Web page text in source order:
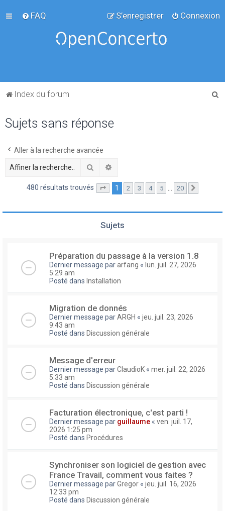
FAQ Connexion
S’enregistrer
Index du forum
Sujets sans réponse
Aller à la recherche avancée
Rechercher
480 résultats trouvés Page sur20
1 2 3 4 5 … 20
Sujets
Préparation du passage à la version 1.8
Dernier message pararfang « lun. juil. 27, 2026
5:29 am
Posté dans Installation
Migration de donnés
Dernier message parARGH « jeu. juil. 23, 2026
9:43 am
Posté dans Discussion générale
Message d'erreur
Dernier message parClaudioK « mer. juil. 22, 2026
5:33 am
Posté dans Discussion générale
Facturation électronique, c'est parti !
Dernier message par guillaume « ven. juil. 17,
2026 1:25 pm
Posté dans Procédures
Synchroniser son logiciel de gestion avec
France Travail, comment vous faites ?
Dernier message parGregor « jeu. juil. 16, 2026
12:33 pm
Posté dans Discussion générale